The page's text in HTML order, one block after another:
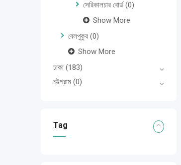
সেরিকালচার বোর্ড(0)
Show More
বেলপুকুর (0)
Show More
ঢাকা (183)
চট্টগ্রাম (0)
Tag